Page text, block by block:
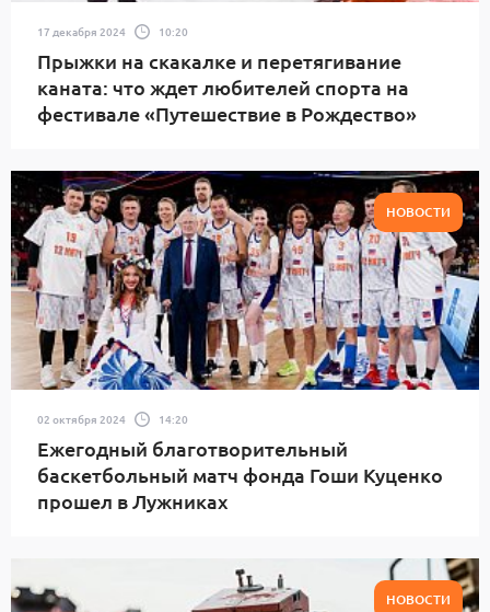
17 декабря 2024 10:20
Прыжки на скакалке и перетягивание
каната: что ждет любителей спорта на
фестивале «Путешествие в Рождество»
НОВОСТИ
02 октября 2024 14:20
Ежегодный благотворительный
баскетбольный матч фонда Гоши Куценко
прошел в Лужниках
НОВОСТИ